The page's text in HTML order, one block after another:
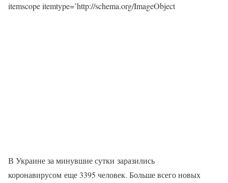
itemscope itemtype=’http://schema.org/ImageObject
В Украине за минувшие сутки заразились
коронавирусом еще 3395 человек. Больше всего новых